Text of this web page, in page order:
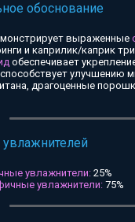
обоснование
выраженные
и каприлик/каприк
обеспечивает
способствует улучшению
драгоценные
увлажнителей
увлажнители:25%
увлажнители: 75%